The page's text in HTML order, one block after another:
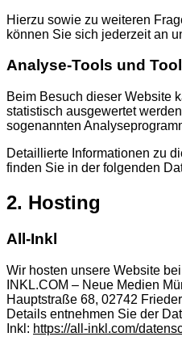
Hierzu sowie zu weiteren
können Sie sich jederzeit an
Analyse-Tools und
Beim Besuch dieser Website
statistisch ausgewertet
sogenannten
Detaillierte Informationen zu
finden Sie in der folgenden
2. Hosting
All-Inkl
Wir hosten unsere Website
INKL.COM – Neue Medien
Hauptstraße 68, 02742
Details entnehmen Sie der
Inkl: https://all-inkl.com/